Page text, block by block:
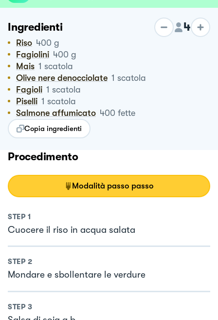
Ingredienti 4
Riso 400 g
Fagiolini 400 g
Mais 1 scatola
Olive nere denocciolate 1 scatola
Fagioli 1 scatola
Piselli 1 scatola
Salmone affumicato 400 fette
Copia ingredienti
Procedimento
Modalità passo passo
STEP 1
Cuocere il riso in acqua salata
STEP 2
Mondare e sbollentare le verdure
STEP 3